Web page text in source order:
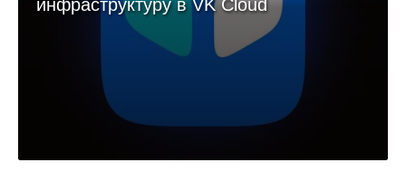
инфраструктуру в VK Cloud